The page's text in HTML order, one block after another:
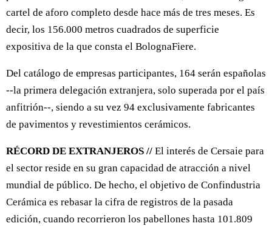
cartel de aforo completo desde hace más de tres meses. Es
decir, los 156.000 metros cuadrados de superficie
expositiva de la que consta el BolognaFiere.
Del catálogo de empresas participantes, 164 serán españolas
--la primera delegación extranjera, solo superada por el país
anfitrión--, siendo a su vez 94 exclusivamente fabricantes
de pavimentos y revestimientos cerámicos.
RÉCORD DE EXTRANJEROS // El interés de Cersaie para
el sector reside en su gran capacidad de atracción a nivel
mundial de público. De hecho, el objetivo de Confindustria
Cerámica es rebasar la cifra de registros de la pasada
edición, cuando recorrieron los pabellones hasta 101.809